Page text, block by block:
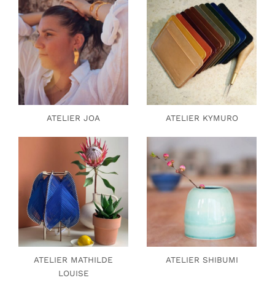
ATELIER JOA ATELIER KYMURO
ATELIER MATHILDE
LOUISE
ATELIER SHIBUMI